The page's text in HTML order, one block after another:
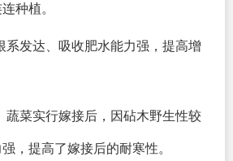
种植。
系发达、吸收肥水能力强，提高增
蔬菜实行嫁接后，因砧木野生性较
，提高了嫁接后的耐寒性。